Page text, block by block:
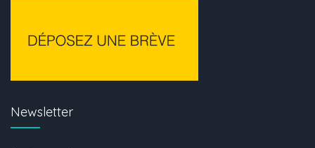
Newsletter